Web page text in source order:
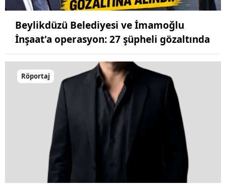
Beylikdüzü Belediyesi ve İmamoğlu
İnşaat'a operasyon: 27 şüpheli gözaltında
Röportaj